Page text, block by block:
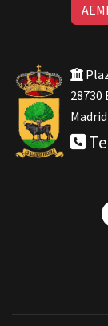
28730
Madrid